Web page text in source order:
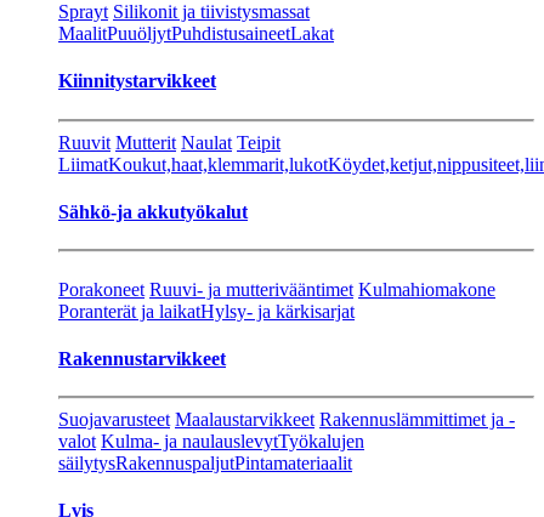
Sprayt Silikonit ja tiivistysmassat
MaalitPuuöljytPuhdistusaineetLakat
Kiinnitystarvikkeet
Ruuvit Mutterit Naulat Teipit
LiimatKoukut,haat,klemmarit,lukot
Sähkö-ja akkutyökalut
Porakoneet Ruuvi- ja mutterivääntimet Kulmahiomakone
Poranterät ja laikatHylsy- ja kärkisarjat
Rakennustarvikkeet
Suojavarusteet Maalaustarvikkeet Rakennuslämmittimet ja -
valot Kulma- ja naulauslevytTyökalujen
säilytysRakennuspaljutPintamateriaalit
Lvis